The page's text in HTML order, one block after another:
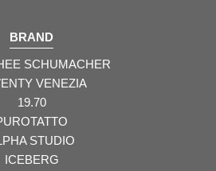
BRAND
SCHUMACHER
VENEZIA
19.70
STUDIO
ICEBERG